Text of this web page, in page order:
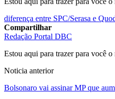
diferença entre SPC/Serasa e
Compartilhar
Redação Portal DBC
Estou aqui para trazer para você
Noticia anterior
Bolsonaro vai assinar MP que